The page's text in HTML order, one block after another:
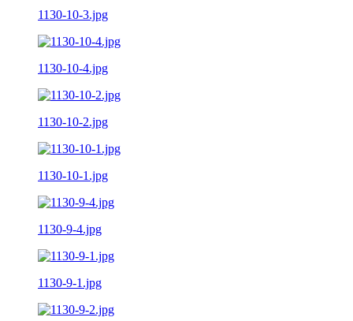
1130-10-3.jpg
1130-10-4.jpg
1130-10-2.jpg
1130-10-1.jpg
1130-9-4.jpg
1130-9-1.jpg